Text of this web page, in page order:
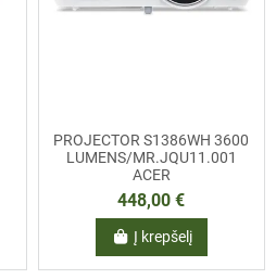
PROJECTOR S1386WH 3600
LUMENS/MR.JQU11.001
ACER
448,00 €
Į krepšelį